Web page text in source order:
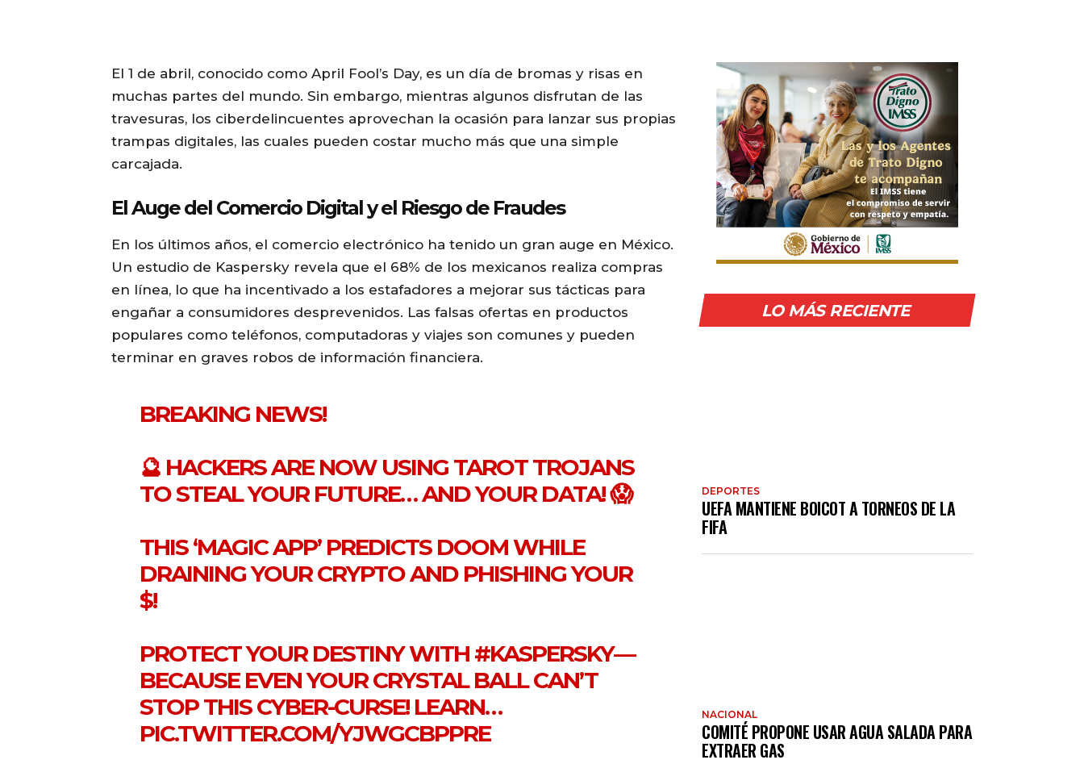
El 1 de abril, conocido como April Fool’s Day, es un día de bromas y risas en
muchas partes del mundo. Sin embargo, mientras algunos disfrutan de las
travesuras, los ciberdelincuentes aprovechan la ocasión para lanzar sus propias
trampas digitales, las cuales pueden costar mucho más que una simple
carcajada.
El Auge del Comercio Digital y el Riesgo de Fraudes
En los últimos años, el comercio electrónico ha tenido un gran auge en México.
Un estudio de Kaspersky revela que el 68% de los mexicanos realiza compras
en línea, lo que ha incentivado a los estafadores a mejorar sus tácticas para
engañar a consumidores desprevenidos. Las falsas ofertas en productos
populares como teléfonos, computadoras y viajes son comunes y pueden
terminar en graves robos de información financiera.
BREAKING NEWS!
🔮 HACKERS ARE NOW USING TAROT TROJANS
TO STEAL YOUR FUTURE… AND YOUR DATA! 😱
THIS ‘MAGIC APP’ PREDICTS DOOM WHILE
DRAINING YOUR CRYPTO AND PHISHING YOUR
$!
PROTECT YOUR DESTINY WITH #KASPERSKY—
BECAUSE EVEN YOUR CRYSTAL BALL CAN’T
STOP THIS CYBER-CURSE! LEARN…
PIC.TWITTER.COM/YJWGCBPPRE
LO MÁS RECIENTE
DEPORTES
UEFA MANTIENE BOICOT A TORNEOS DE LA
FIFA
NACIONAL
COMITÉ PROPONE USAR AGUA SALADA PARA
EXTRAER GAS